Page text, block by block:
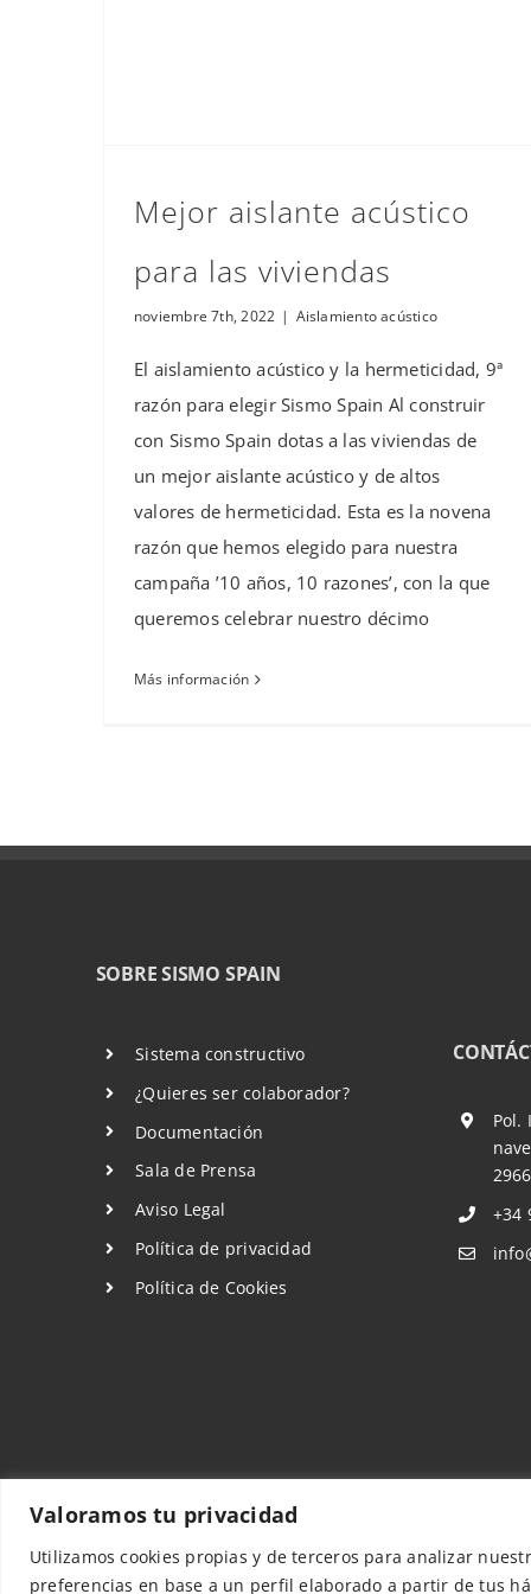
Valoramos tu privacidad
Utilizamos cookies propias y de terceros para analizar
preferencias en base a un perfil elaborado a partir de tus
Mejor aislante acústico
para las viviendas
noviembre 7th, 2022 | Aislamiento acústico
El aislamiento acústico y la hermeticidad, 9ª
razón para elegir Sismo Spain Al construir
con Sismo Spain dotas a las viviendas de
un mejor aislante acústico y de altos
valores de hermeticidad. Esta es la novena
razón que hemos elegido para nuestra
campaña ’10 años, 10 razones’, con la que
queremos celebrar nuestro décimo
Más información
SOBRE SISMO SPAIN
Sistema constructivo
¿Quieres ser colaborador?
Documentación
Sala de Prensa
Aviso Legal
Política de privacidad
Política de Cookies
Pol.
+34
©COPYRIGHT 2022 - 2026 | Sismo